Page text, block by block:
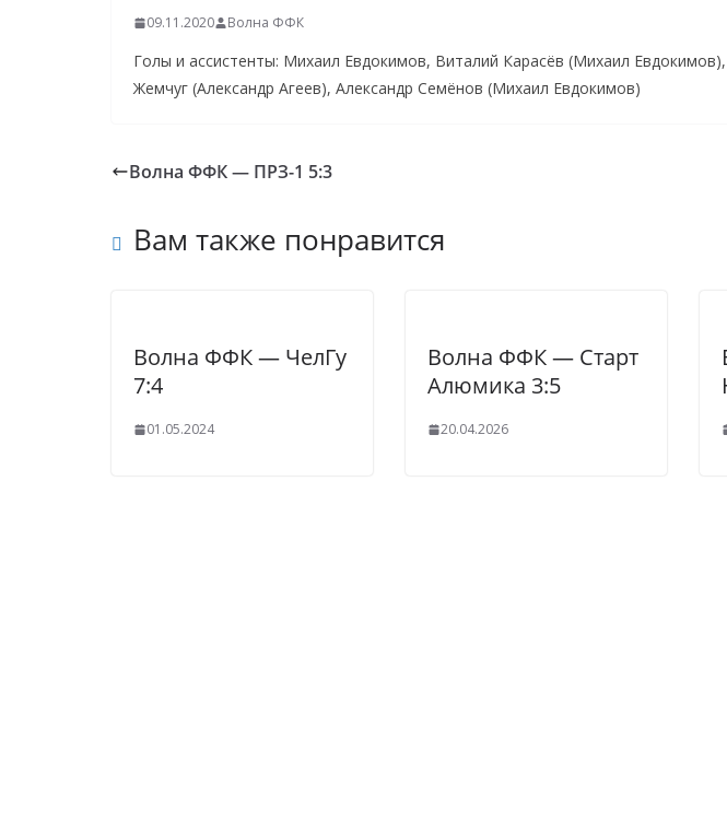
09.11.2020 Волна ФФК
Голы и ассистенты: Михаил Евдокимов, Виталий Карасёв (Михаил
Жемчуг (Александр Агеев), Александр Семёнов (Михаил Евдокимов)
Волна ФФК — ПРЗ-1 5:3
Вам также понравится
Волна ФФК — ЧелГу
7:4
01.05.2024
Волна ФФК — Старт
Алюмика 3:5
20.04.2026